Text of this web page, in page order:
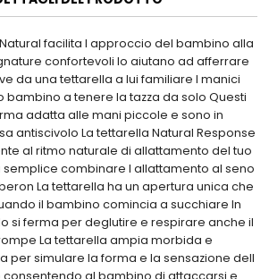
facilita l approccio del bambino alla
confortevoli lo aiutano ad afferrare
da una tettarella a lui familiare I manici
bambino a tenere la tazza da solo Questi
adatta alle mani piccole e sono in
antiscivolo La tettarella Natural Response
al ritmo naturale di allattamento del tuo
combinare l allattamento al seno
La tettarella ha un apertura unica che
il bambino comincia a succhiare In
si ferma per deglutire e respirare anche il
La tettarella ampia morbida e
per simulare la forma e la sensazione dell
al bambino di attaccarsi e